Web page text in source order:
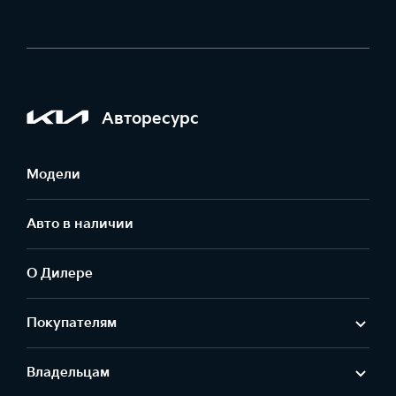
Авторесурс
Модели
Авто в наличии
О Дилере
Покупателям
Владельцам